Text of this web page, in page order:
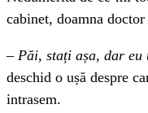
cabinet, doamna
– Păi, stați așa, dar eu
deschid o ușă despre
intrasem.